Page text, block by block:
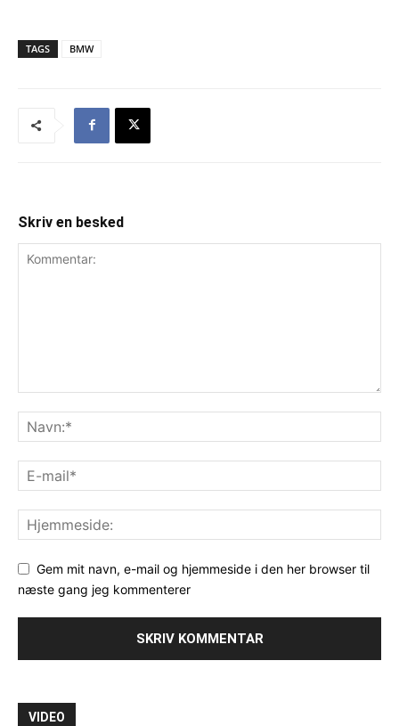
TAGS BMW
Skriv en besked
Gem mit navn, e-mail og hjemmeside i den her browser til
næste gang jeg kommenterer
VIDEO